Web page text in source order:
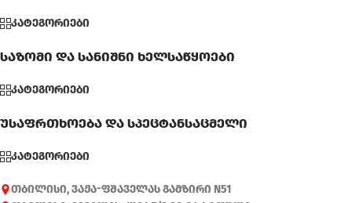
კატეგორიები
საზომი და სანიშნი ხელსაწყოები
კატეგორიები
უსაფრთხოება და სპეცტანსაცმელი
კატეგორიები
თბილისი, ვაჟა-ფშაველას გამზირი N51